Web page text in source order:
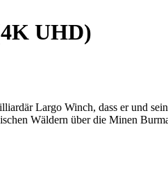
UHD)
Largo Winch, dass er und
Wäldern über die Minen